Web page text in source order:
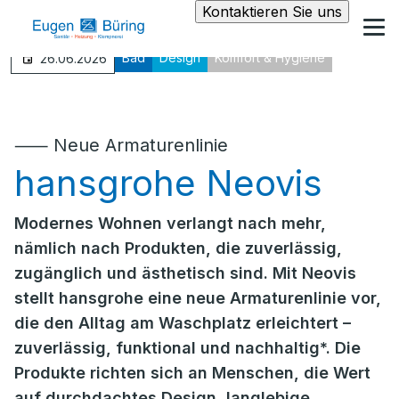
Kontaktieren Sie uns
26.06.2026 Bad Design Komfort & Hygiene
⸺ Neue Armaturenlinie
hansgrohe Neovis
Modernes Wohnen verlangt nach mehr,
nämlich nach Produkten, die zuverlässig,
zugänglich und ästhetisch sind. Mit Neovis
stellt hansgrohe eine neue Armaturenlinie vor,
die den Alltag am Waschplatz erleichtert –
zuverlässig, funktional und nachhaltig*. Die
Produkte richten sich an Menschen, die Wert